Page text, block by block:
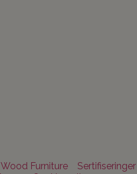
Furniture
Sertifiseringer